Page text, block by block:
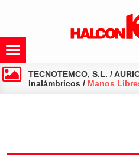
TECNOTEMCO, S.L. /
Inalámbricos / Manos